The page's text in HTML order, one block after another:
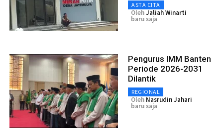
ASTA CITA
OlehJaliah Winarti
baru saja
Pengurus IMM Banten
Periode 2026-2031
Dilantik
REGIONAL
Oleh Nasrudin Jahari
baru saja